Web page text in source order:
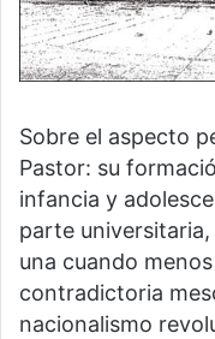
Sobre el aspecto
Pastor: su
infancia y
parte
una cuando
contradictoria
nacionalismo